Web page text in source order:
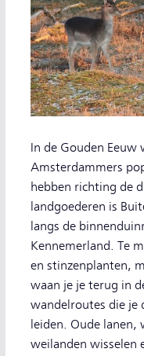
In de Gouden Eeuw
Amsterdammers
hebben richting de
landgoederen is
langs de
Kennemerland. Te
en stinzenplanten,
waan je je terug in
wandelroutes die je
leiden. Oude
weilanden wisselen